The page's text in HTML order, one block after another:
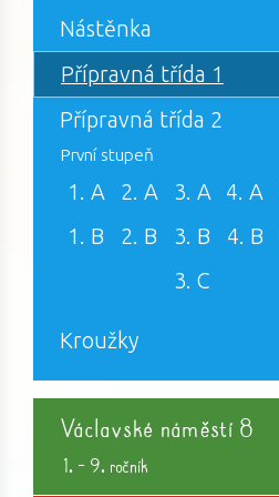
Nástěnka
Přípravná třída 1
Přípravná třída 2
První stupeň
1. A
1. B
2. A
2. B
3. A
3. B
3. C
4. A
4. B
Kroužky
Václavské náměstí 8
1. - 9. ročník